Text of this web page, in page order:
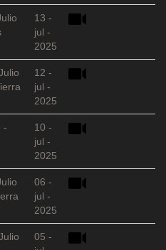
13 -
jul -
2025
12 -
jul -
2025
-
10 -
jul -
2025
06 -
jul -
2025
05 -